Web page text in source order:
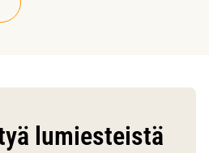
lumiesteistä